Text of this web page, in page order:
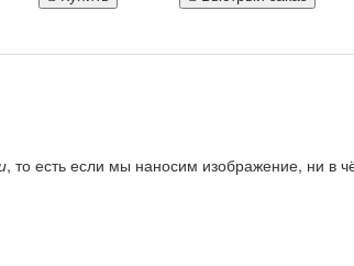
, то есть если мы наносим изображение, ни в